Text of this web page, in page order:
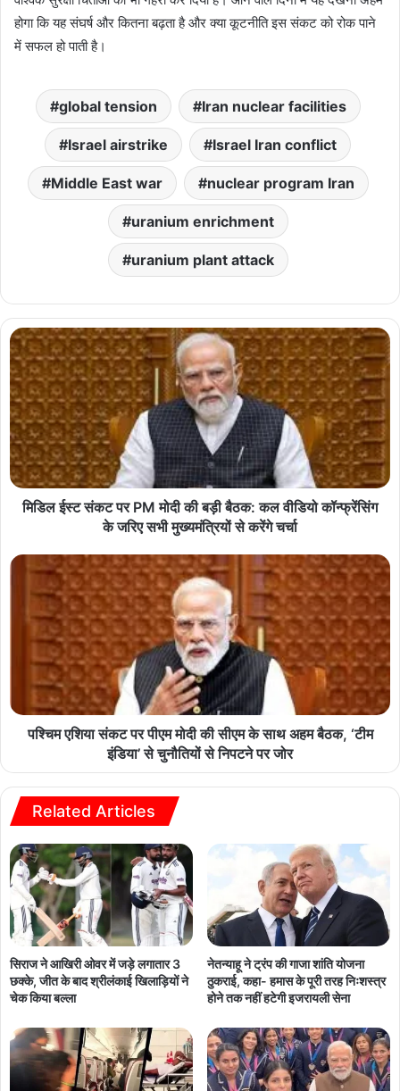
होगा कि यह संघर्ष और कितना बढ़ता है और क्या कूटनीति इस संकट को रोक पाने
में सफल हो पाती है।
global tension Iran nuclear facilities
Israel airstrike Israel Iran conflict
Middle East war nuclear program Iran
uranium enrichment
uranium plant attack
मिडिल ईस्ट संकट पर PM मोदी की बड़ी बैठक: कल वीडियो कॉन्फ्रेंसिंग
के जरिए सभी मुख्यमंत्रियों से करेंगे चर्चा
पश्चिम एशिया संकट पर पीएम मोदी की सीएम के साथ अहम बैठक, ‘टीम
इंडिया’ से चुनौतियों से निपटने पर जोर
Related Articles
सिराज ने आखिरी ओवर में जड़े लगातार 3
छक्के, जीत के बाद श्रीलंकाई खिलाड़ियों ने
चेक किया बल्ला
नेतन्याहू ने ट्रंप की गाजा शांति योजना
ठुकराई, कहा- हमास के पूरी तरह निःशस्त्र
होने तक नहीं हटेगी इजरायली सेना